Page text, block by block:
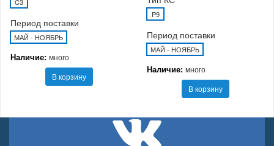
Период поставки
МАЙ - НОЯБРЬ
Наличие: много
В корзину
P9
Период поставки
МАЙ - НОЯБРЬ
Наличие: много
В корзину